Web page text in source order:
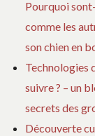
Pourquoi
comme les
son chien en
Technologies
suivre ? – un
secrets des
Découverte